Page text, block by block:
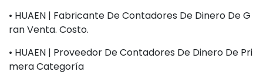
• HUAEN | Fabricante De Contadores De Dinero De G
Ran Venta. Costo.
• HUAEN | Proveedor De Contadores De Dinero De Pri
Mera Categoría